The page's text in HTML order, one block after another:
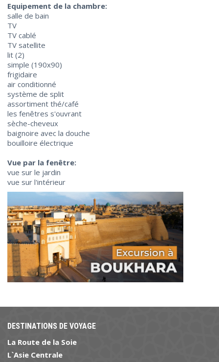
Equipement de la chambre:
salle de bain
TV
TV cablé
TV satellite
lit (2)
simple (190х90)
frigidaire
air conditionné
système de split
assortiment thé/café
les fenêtres s'ouvrant
sèche-cheveux
baignoire avec la douche
bouilloire électrique
Vue par la fenêtre:
vue sur le jardin
vue sur l'intérieur
DESTINATIONS DE VOYAGE
La Route de la Soie
L`Asie Centrale